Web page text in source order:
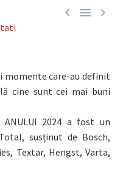
  
momente care-au definit
cine sunt cei mai buni
ANULUI 2024 a fost un
susținut de Bosch,
Textar, Hengst, Varta,